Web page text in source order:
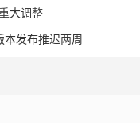
大调整
发布推迟两周